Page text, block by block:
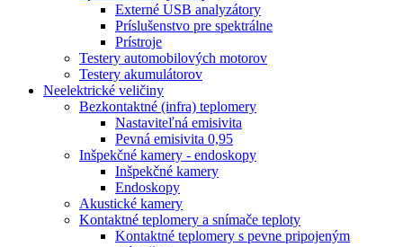
Externé USB analyzátory
Príslušenstvo pre spektrálne
Prístroje
Testery automobilových motorov
Testery akumulátorov
Neelektrické veličiny
Bezkontaktné (infra) teplomery
Nastaviteľná emisivita
Pevná emisivita 0,95
Inšpekčné kamery - endoskopy
Inšpekčné kamery
Endoskopy
Akustické kamery
Kontaktné teplomery a snímače teploty
Kontaktné teplomery s pevne pripojeným